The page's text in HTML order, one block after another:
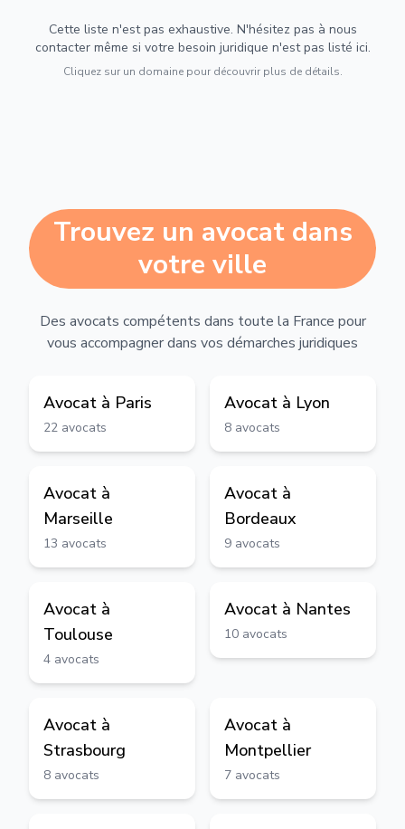
Cette liste n'est pas exhaustive. N'hésitez pas à nous
contacter même si votre besoin juridique n'est pas listé ici.
Cliquez sur un domaine pour découvrir plus de détails.
Trouvez un avocat dans
votre ville
Des avocats compétents dans toute la France pour
vous accompagner dans vos démarches juridiques
Avocat à Paris
22 avocats
Avocat à Lyon
8 avocats
Avocat à
Marseille
13 avocats
Avocat à
Bordeaux
9 avocats
Avocat à
Toulouse
4 avocats
Avocat à Nantes
10 avocats
Avocat à
Strasbourg
8 avocats
Avocat à
Montpellier
7 avocats